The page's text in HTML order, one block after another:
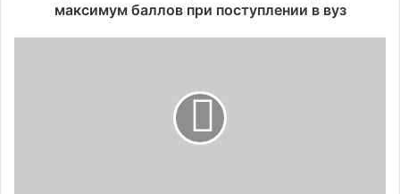
максимум баллов при поступлении в вуз